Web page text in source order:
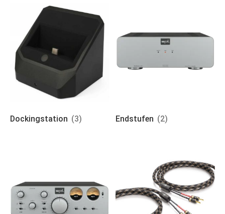
Dockingstation (3) Endstufen (2)